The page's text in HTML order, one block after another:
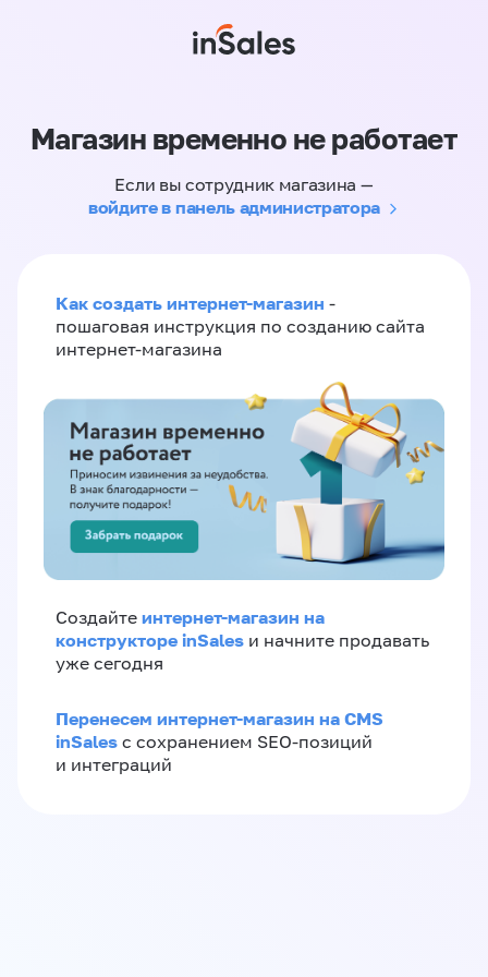
Магазин временно не работает
Если вы сотрудник магазина —
войдите в панель администратора
Как создать интернет-магазин -
пошаговая инструкция по созданию сайта
интернет-магазина
Создайте интернет-магазин на
конструкторе inSales и начните продавать
уже сегодня
Перенесем интернет-магазин на CMS
inSales с сохранением SEO-позиций
и интеграций